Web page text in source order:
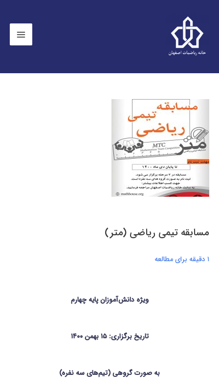
مسابقه‌ تیمی ریاضی (متر)
۱ دقیقه برای مطالعه
ویژه دانش‌آموزان پایه چهارم
تاریخ برگزاری: ۱۵ بهمن‌ ۱۴۰۰
به صورت گروهی (تیم‌های سه نفره)